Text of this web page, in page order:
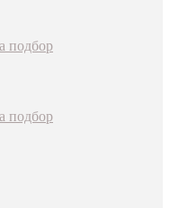
подбор
подбор